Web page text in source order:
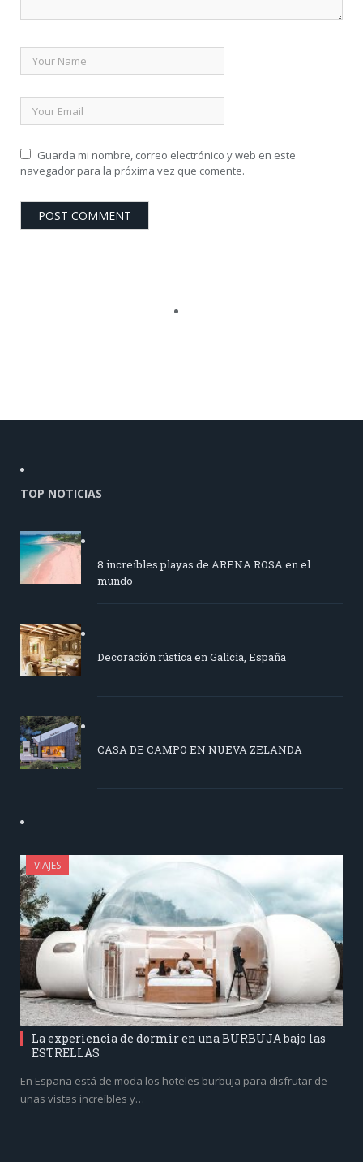
Guarda mi nombre, correo electrónico y web en este
navegador para la próxima vez que comente.
TOP NOTICIAS
8 increíbles playas de ARENA ROSA en el
mundo
Decoración rústica en Galicia, España
CASA DE CAMPO EN NUEVA ZELANDA
VIAJES
La experiencia de dormir en una BURBUJA bajo las
ESTRELLAS
En España está de moda los hoteles burbuja para disfrutar de
unas vistas increíbles y…